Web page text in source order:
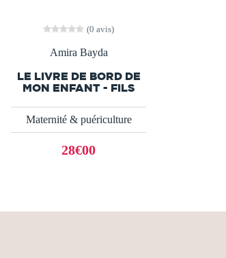
(0 avis)
Amira Bayda
LE LIVRE DE BORD DE
MON ENFANT - FILS
Maternité & puériculture
28€00